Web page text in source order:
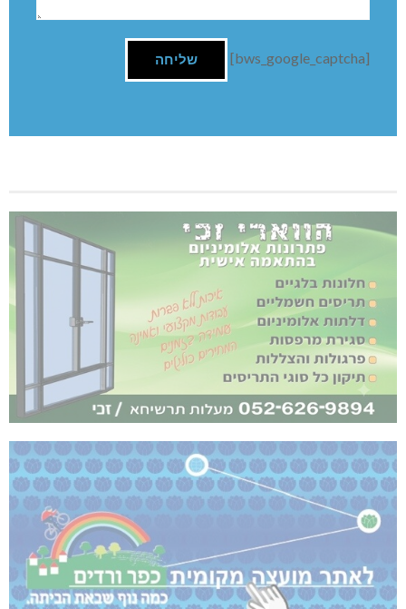
[bws_google_captcha]